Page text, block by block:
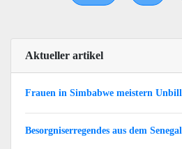
Aktueller artikel
Frauen in Simbabwe meistern Unbill
Besorgniserregendes aus dem Senegal